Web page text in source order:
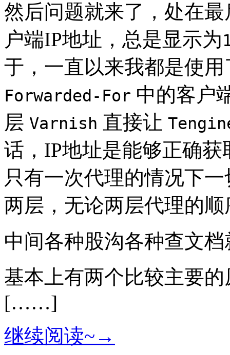
然后问题就来了，处在
户端IP地址，总是显示为
于，一直以来我都是使
Forwarded-For 中的客户
层 Varnish 直接让
话，IP地址是能够正确
只有一次代理的情况下
两层，无论两层代理的
中间各种股沟各种查文
基本上有两个比较主要的
[……]
继续阅读~→